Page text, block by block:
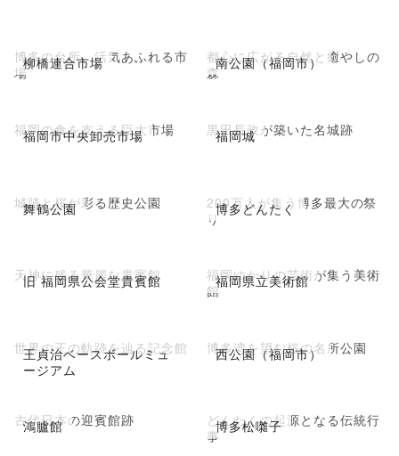
柳橋連合市場
博多の台所、活気あふれる市
場
南公園（福岡市）
都心に広がる自然と癒やしの
森
福岡市中央卸売市場
福岡の食を支える巨大市場 福岡城
黒田長政が築いた名城跡
舞鶴公園
城跡と桜が彩る歴史公園 博多どんたく
200万人が集う博多最大の祭
り
旧 福岡県公会堂貴賓館
天神に残る華麗な貴賓館 福岡県立美術館
福岡ゆかりの芸術が集う美術
館
王貞治ベースボールミュ
ージアム
世界の王の軌跡を辿る記念館 西公園（福岡市）
博多湾を望む桜の名所公園
鴻臚館
古代日本の迎賓館跡 博多松囃子
どんたくの起源となる伝統行
事